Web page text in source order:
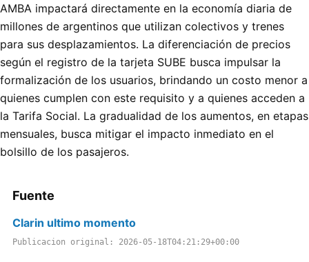
AMBA impactará directamente en la economía diaria de
millones de argentinos que utilizan colectivos y trenes
para sus desplazamientos. La diferenciación de precios
según el registro de la tarjeta SUBE busca impulsar la
formalización de los usuarios, brindando un costo menor a
quienes cumplen con este requisito y a quienes acceden a
la Tarifa Social. La gradualidad de los aumentos, en etapas
mensuales, busca mitigar el impacto inmediato en el
bolsillo de los pasajeros.
Fuente
Clarin ultimo momento
Publicacion original: 2026-05-18T04:21:29+00:00